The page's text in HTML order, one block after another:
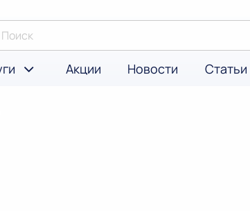
Акции Новости Статьи